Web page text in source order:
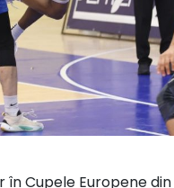
Cupele Europene